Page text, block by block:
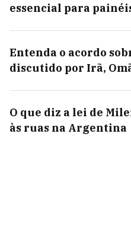
essencial para
Entenda o acordo
discutido por Irã,
O que diz a lei de
às ruas na Argentina